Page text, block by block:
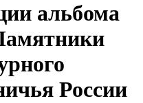
альбома
России